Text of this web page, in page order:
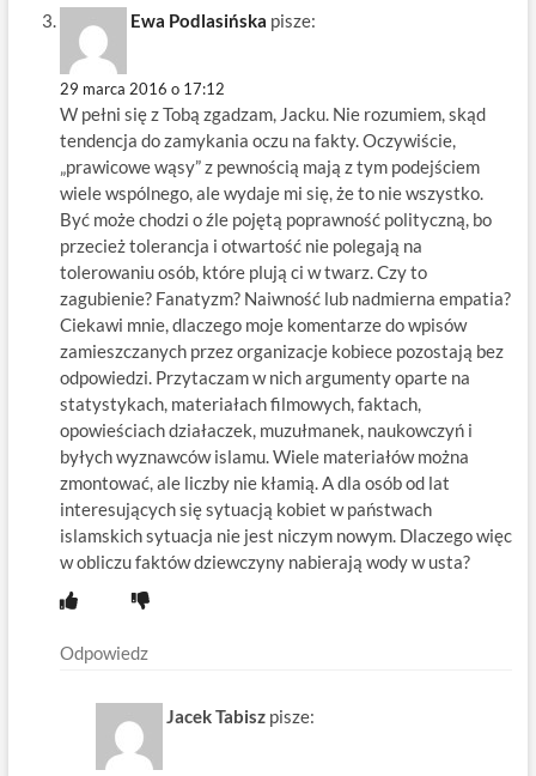
Ewa Podlasińska pisze:
29 marca 2016 o 17:12
W pełni się z Tobą zgadzam, Jacku. Nie rozumiem, skąd
tendencja do zamykania oczu na fakty. Oczywiście,
„prawicowe wąsy” z pewnością mają z tym podejściem
wiele wspólnego, ale wydaje mi się, że to nie wszystko.
Być może chodzi o źle pojętą poprawność polityczną, bo
przecież tolerancja i otwartość nie polegają na
tolerowaniu osób, które plują ci w twarz. Czy to
zagubienie? Fanatyzm? Naiwność lub nadmierna empatia?
Ciekawi mnie, dlaczego moje komentarze do wpisów
zamieszczanych przez organizacje kobiece pozostają bez
odpowiedzi. Przytaczam w nich argumenty oparte na
statystykach, materiałach filmowych, faktach,
opowieściach działaczek, muzułmanek, naukowczyń i
byłych wyznawców islamu. Wiele materiałów można
zmontować, ale liczby nie kłamią. A dla osób od lat
interesujących się sytuacją kobiet w państwach
islamskich sytuacja nie jest niczym nowym. Dlaczego więc
w obliczu faktów dziewczyny nabierają wody w usta?
Odpowiedz
Jacek Tabisz pisze: